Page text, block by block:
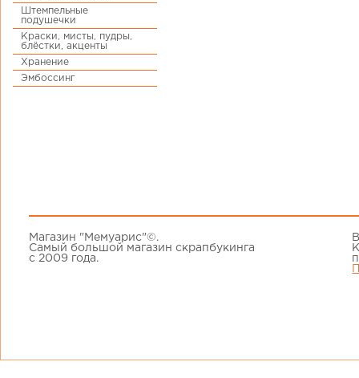
Штемпельные
подушечки
Краски, мисты, пудры,
блёстки, акценты
Хранение
Эмбоссинг
Магазин "Мемуарис"©.
Самый большой магазин скрапбукинга
с 2009 года.